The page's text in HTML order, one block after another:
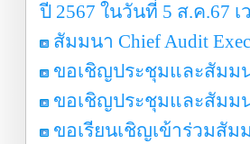
ปี 2567 ในวันที่ 5 ส.ค.67 เ
สัมมนา Chief Audit
ขอเชิญประชุมและสัมม
ขอเชิญประชุมและสัมม
ขอเรียนเชิญเข้าร่วมสัม